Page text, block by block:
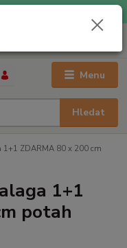
nad 1000 Kč
Menu
Hledat
1+1 ZDARMA 80 x 200 cm
1+1
potah